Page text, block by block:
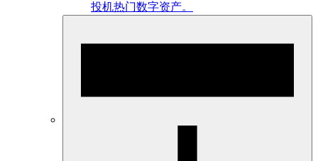
投机热门数字资产。